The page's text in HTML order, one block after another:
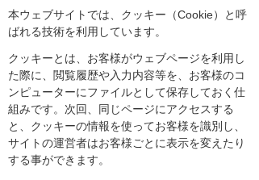
本ウェブサイトでは、クッキー（Cookie）と呼
ばれる技術を利用しています。
クッキーとは、お客様がウェブページを利用し
た際に、閲覧履歴や入力内容等を、お客様のコ
ンピューターにファイルとして保存しておく仕
組みです。次回、同じページにアクセスする
と、クッキーの情報を使ってお客様を識別し、
サイトの運営者はお客様ごとに表示を変えたり
する事ができます。